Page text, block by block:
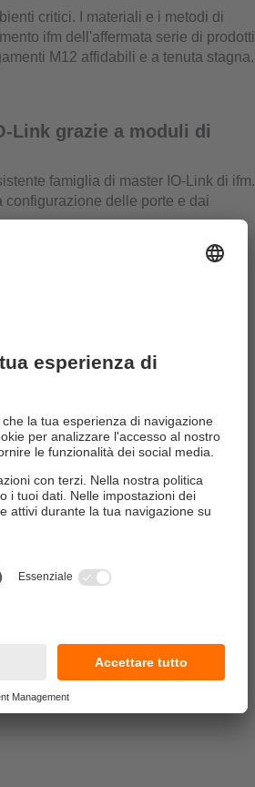
critici. I materiali e i metodi di
ifm dell'affermata serie di prodotti
M12 affidabili e a tenuta stagna.
Link grazie a moduli di
famiglia di master IO-Link di ifm.
delle porte e dai
di conteggio ad
attivata tramite il PLC. Gli impulsi
e trasmessi ciclicamente al
un conteggio accurato che
per la tensione di alimentazione:
M12 codificato L con 2 x 16 A.
moduli della famiglia di prodotti.